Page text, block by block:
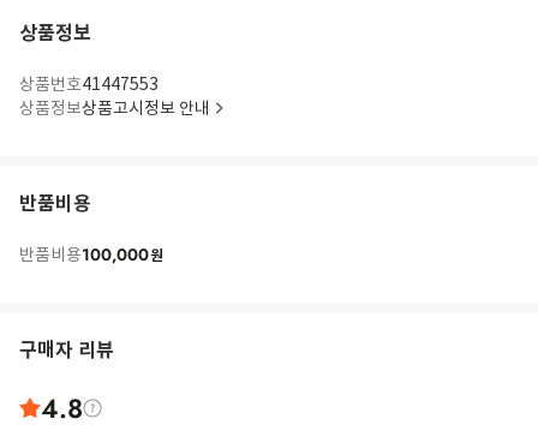
상품정보
상품번호41447553
상품정보상품고시정보 안내
반품비용
반품비용100,000원
구매자 리뷰
4.8